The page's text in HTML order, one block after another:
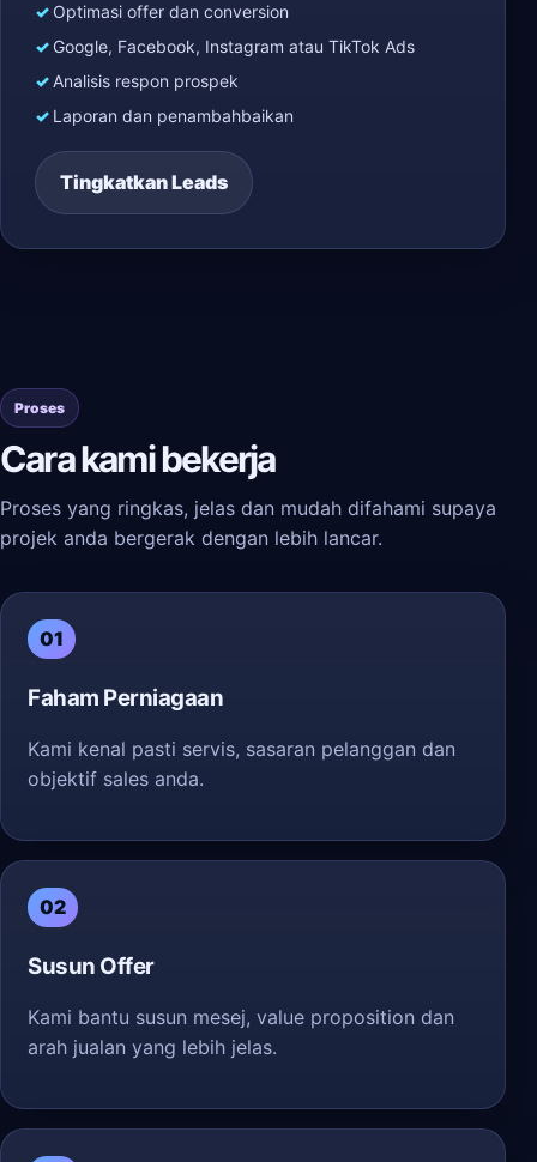
Optimasi offer dan conversion
Google, Facebook, Instagram atau TikTok Ads
Analisis respon prospek
Laporan dan penambahbaikan
Tingkatkan Leads
Proses
Cara kami bekerja
Proses yang ringkas, jelas dan mudah difahami supaya
projek anda bergerak dengan lebih lancar.
01
Faham Perniagaan
Kami kenal pasti servis, sasaran pelanggan dan
objektif sales anda.
02
Susun Offer
Kami bantu susun mesej, value proposition dan
arah jualan yang lebih jelas.